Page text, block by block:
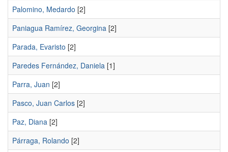
Palomino, Medardo [2]
Paniagua Ramírez, Georgina [2]
Parada, Evaristo [2]
Paredes Fernández, Daniela [1]
Parra, Juan [2]
Pasco, Juan Carlos [2]
Paz, Diana [2]
Párraga, Rolando [2]